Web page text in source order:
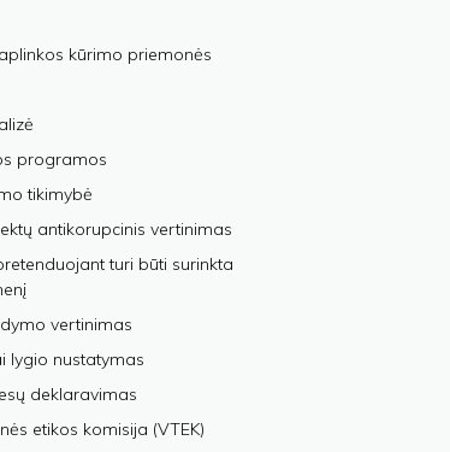
kūrimo priemonės
programos
tikimybė
antikorupcinis vertinimas
turi būti surinkta
vertinimas
lygio nustatymas
deklaravimas
etikos komisija (VTEK)